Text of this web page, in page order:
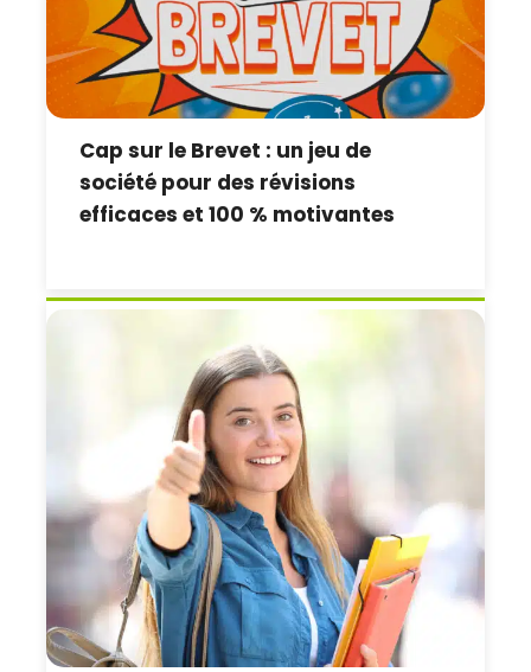
Cap sur le Brevet : un jeu de
société pour des révisions
efficaces et 100 % motivantes